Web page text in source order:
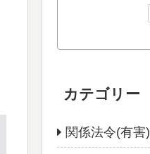
カテゴリー
関係法令(有害)